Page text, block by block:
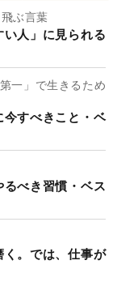
ぶ言葉
い人」に見られる
一」で生きるため
今すべきこと・ベ
るべき習慣・ベス
。では、仕事が